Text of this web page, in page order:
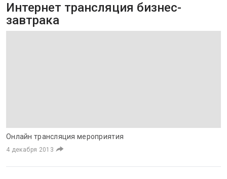
Интернет трансляция бизнес-
завтрака
Онлайн трансляция мероприятия
4 декабря 2013